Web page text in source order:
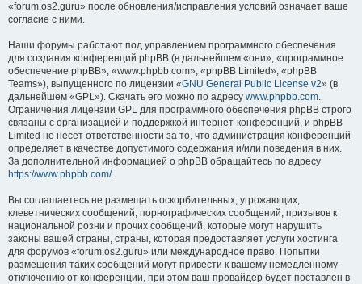
«forum.os2.guru» после обновления/исправления условий означает ваше
согласие с ними.
Наши форумы работают под управлением программного обеспечения
для создания конференций phpBB (в дальнейшем «они», «программное
обеспечение phpBB», «www.phpbb.com», «phpBB Limited», «phpBB
Teams»), выпущенного по лицензии «GNU General Public License v2» (в
дальнейшем «GPL»). Скачать его можно по адресу www.phpbb.com.
Ограничения лицензии GPL для программного обеспечения phpBB строго
связаны с организацией и поддержкой интернет-конференций, и phpBB
Limited не несёт ответственности за то, что администрация конференций
определяет в качестве допустимого содержания и/или поведения в них.
За дополнительной информацией о phpBB обращайтесь по адресу
https://www.phpbb.com/.
Вы соглашаетесь не размещать оскорбительных, угрожающих,
клеветнических сообщений, порнографических сообщений, призывов к
национальной розни и прочих сообщений, которые могут нарушить
законы вашей страны, страны, которая предоставляет услуги хостинга
для форумов «forum.os2.guru» или международное право. Попытки
размещения таких сообщений могут привести к вашему немедленному
отключению от конференции, при этом ваш провайдер будет поставлен в